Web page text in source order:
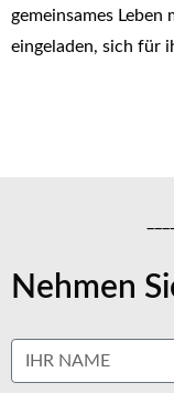
gemeinsames
eingeladen, sich für
Nehmen